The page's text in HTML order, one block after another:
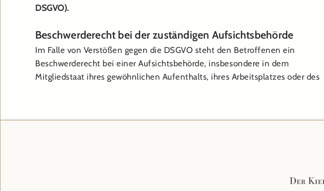
DSGVO).
Beschwerderecht bei der zuständigen Aufsichtsbehörde
Im Falle von Verstößen gegen die DSGVO steht den Betroffenen ein
Beschwerderecht bei einer Aufsichtsbehörde, insbesondere in dem
Mitgliedstaat ihres gewöhnlichen Aufenthalts, ihres Arbeitsplatzes oder des